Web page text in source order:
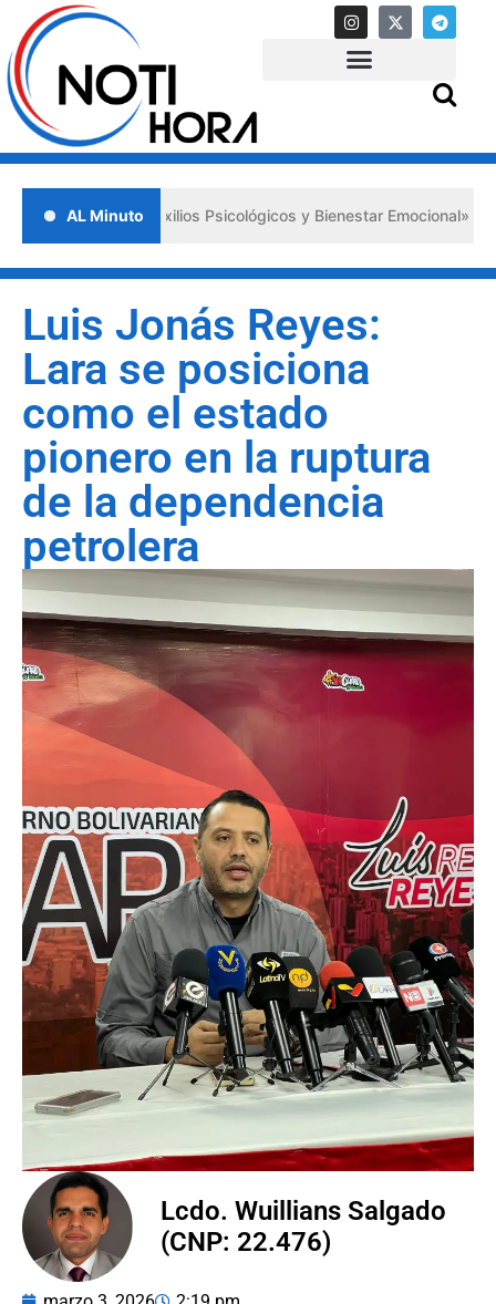
AL Minuto
Auxilios Psicológicos y Bienestar Emocional» ante
Luis Jonás Reyes:
Lara se posiciona
como el estado
pionero en la ruptura
de la dependencia
petrolera
Lcdo. Wuillians Salgado
(CNP: 22.476)